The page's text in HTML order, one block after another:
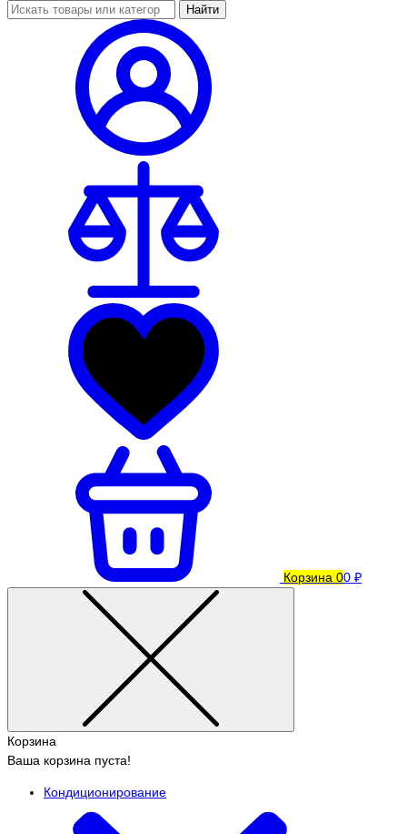
Найти
Корзина 00 ₽
Корзина
Ваша корзина пуста!
Кондиционирование